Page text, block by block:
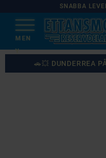
SNABBA
🚗💥 DUNDERREA